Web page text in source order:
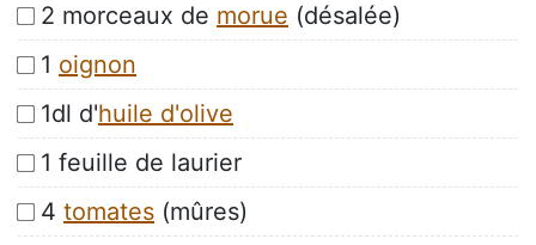
2 morceaux de morue (désalée)
1 oignon
1dl d'huile d'olive
1 feuille de laurier
4 tomates (mûres)